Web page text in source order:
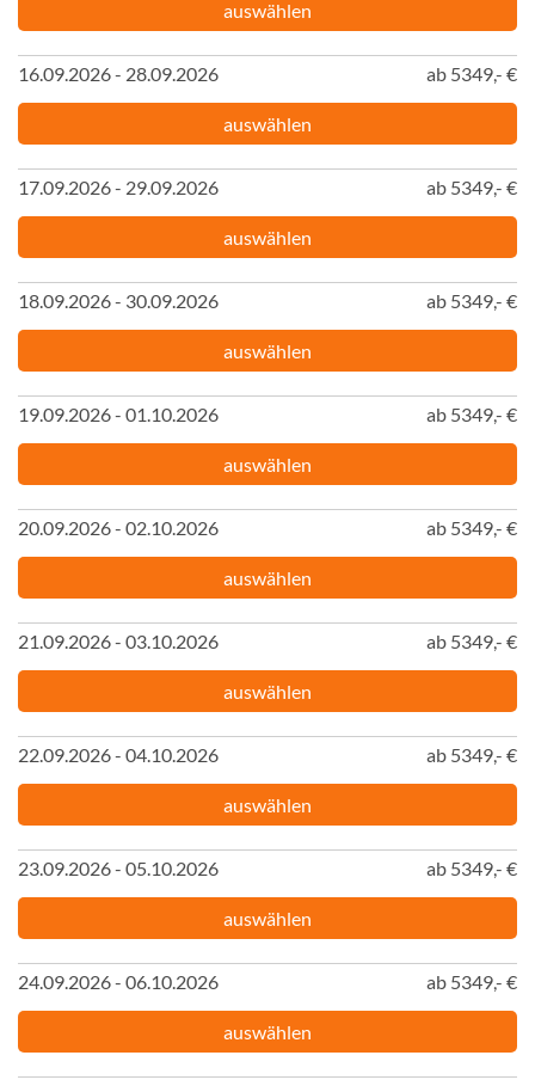
auswählen
16.09.2026 - 28.09.2026 ab 5349,- €
auswählen
17.09.2026 - 29.09.2026 ab 5349,- €
auswählen
18.09.2026 - 30.09.2026 ab 5349,- €
auswählen
19.09.2026 - 01.10.2026 ab 5349,- €
auswählen
20.09.2026 - 02.10.2026 ab 5349,- €
auswählen
21.09.2026 - 03.10.2026 ab 5349,- €
auswählen
22.09.2026 - 04.10.2026 ab 5349,- €
auswählen
23.09.2026 - 05.10.2026 ab 5349,- €
auswählen
24.09.2026 - 06.10.2026 ab 5349,- €
auswählen